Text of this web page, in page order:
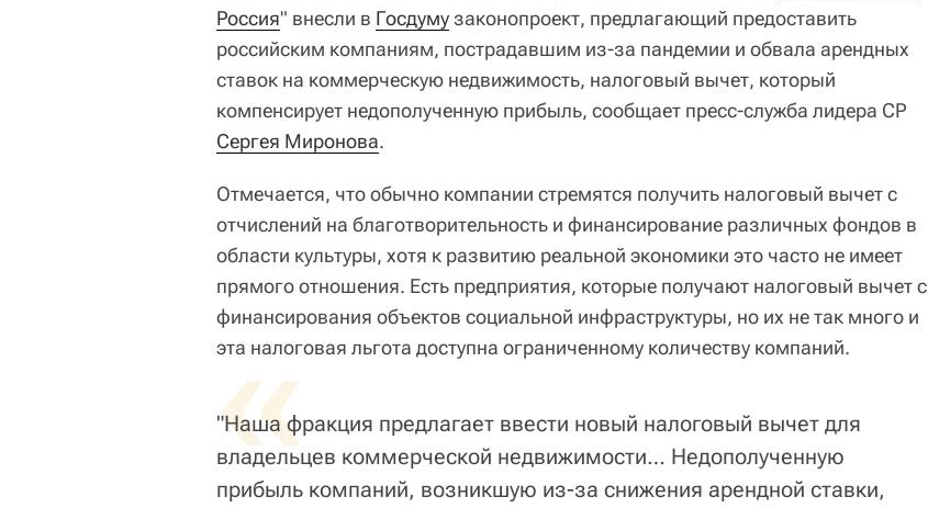
Россия" внесли в Госдумузаконопроект, предлагающий предоставить
российским компаниям, пострадавшим из-за пандемии и обвала арендных
ставок на коммерческую недвижимость, налоговый вычет, который
компенсирует недополученную прибыль, сообщает пресс-служба лидера СР
Сергея Миронова.
Отмечается, что обычно компании стремятся получить налоговый вычет с
отчислений на благотворительность и финансирование различных фондов в
области культуры, хотя к развитию реальной экономики это часто не имеет
прямого отношения. Есть предприятия, которые получают налоговый вычет с
финансирования объектов социальной инфраструктуры, но их не так много и
эта налоговая льгота доступна ограниченному количеству компаний.
«
"Наша фракция предлагает ввести новый налоговый вычет для
владельцев коммерческой недвижимости… Недополученную
прибыль компаний, возникшую из-за снижения арендной ставки,